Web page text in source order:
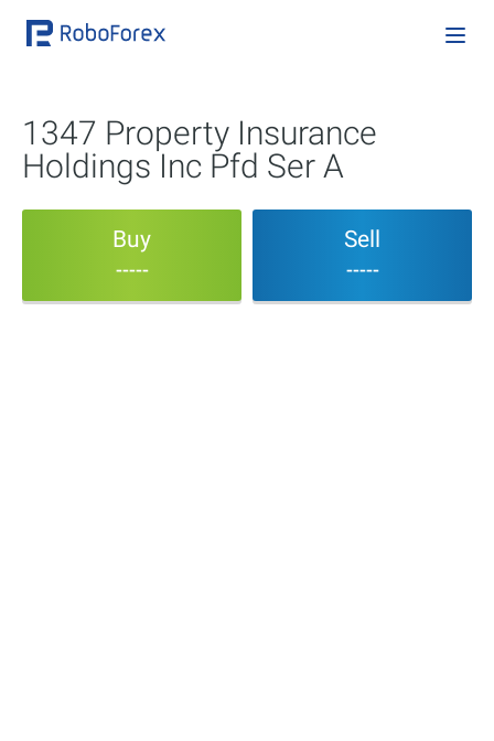
1347 Property Insurance
Holdings Inc Pfd Ser A
Buy
-----
Sell
-----